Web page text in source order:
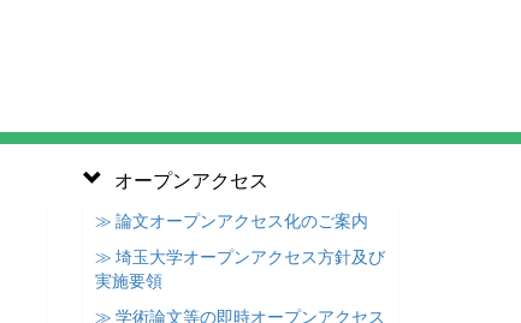
オープンアクセス
≫ 論文オープンアクセス化のご案内
≫ 埼玉大学オープンアクセス方針及び
実施要領
≫ 学術論文等の即時オープンアクセス